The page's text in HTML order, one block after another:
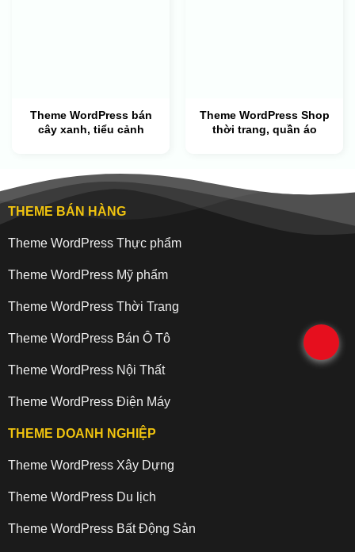
Theme WordPress bán
cây xanh, tiểu cảnh
Theme WordPress Shop
thời trang, quần áo
THEME BÁN HÀNG
Theme WordPress Thực phẩm
Theme WordPress Mỹ phẩm
Theme WordPress Thời Trang
Theme WordPress Bán Ô Tô
Theme WordPress Nội Thất
Theme WordPress Điện Máy
THEME DOANH NGHIỆP
Theme WordPress Xây Dựng
Theme WordPress Du lịch
Theme WordPress Bất Động Sản